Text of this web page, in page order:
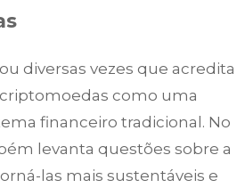
diversas vezes que acredita
como uma
financeiro tradicional. No
levanta questões sobre a
las mais sustentáveis e